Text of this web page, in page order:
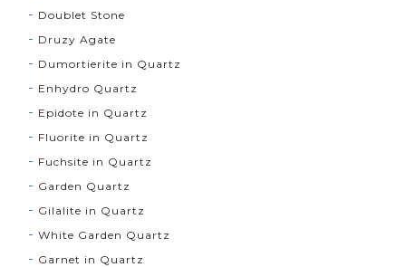
Doublet Stone
Druzy Agate
Dumortierite in Quartz
Enhydro Quartz
Epidote in Quartz
Fluorite in Quartz
Fuchsite in Quartz
Garden Quartz
Gilalite in Quartz
White Garden Quartz
Garnet in Quartz